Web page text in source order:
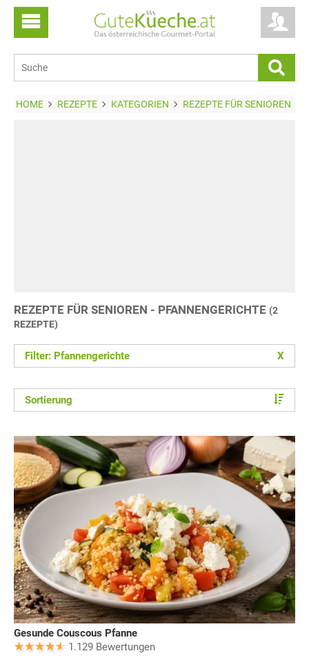
HOME REZEPTE KATEGORIEN REZEPTE FÜR SENIOREN
REZEPTE FÜR SENIOREN - PFANNENGERICHTE (2
REZEPTE)
Filter: Pfannengerichte X
Sortierung
Gesunde Couscous Pfanne
1.129 Bewertungen